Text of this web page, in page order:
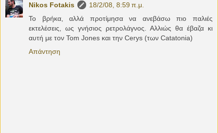
Nikos Fotakis
18/2/08, 8:59 π.μ.
Το βρήκα, αλλά προτίμησα να ανεβάσω πιο παλιές
εκτελέσεις, ως γνήσιος ρετρολάγνος. Αλλιώς θα έβαζα κι
αυτή με τον Tom Jones και την Cerys (των Catatonia)
Απάντηση